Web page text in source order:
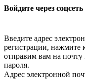
Войдите через соцсеть
Введите адрес
регистрации, нажмите
отправим вам на
пароля.
Адрес электронной